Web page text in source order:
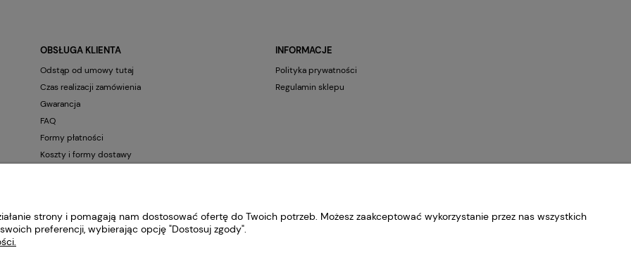
OBSŁUGA KLIENTA
Odstąp od umowy tutaj
Czas realizacji zamówienia
Gwarancja
FAQ
Formy płatności
Koszty i formy dostawy
INFORMACJE
Polityka prywatności
Regulamin sklepu
strony i pomagają nam dostosować ofertę do Twoich potrzeb. Możesz zaakceptować wykorzystanie przez nas wszystkich
preferencji, wybierając opcję "Dostosuj zgody".